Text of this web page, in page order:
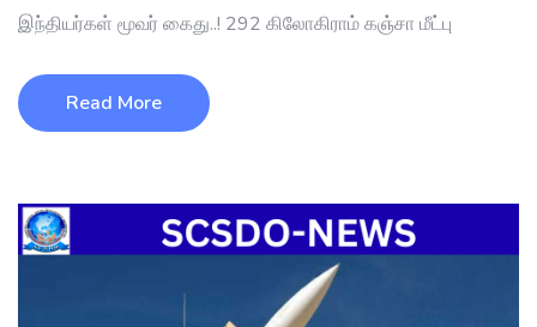
இந்தியர்கள் மூவர் கைது..! 292 கிலோகிராம் கஞ்சா மீட்பு
Read More